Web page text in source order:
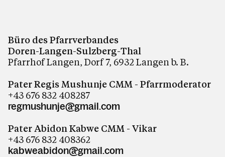
Büro des Pfarrverbandes
Doren-Langen-Sulzberg-Thal
Pfarrhof Langen, Dorf 7, 6932 Langen b. B.
Pater Regis Mushunje CMM - Pfarrmoderator
+43 676 832 408287
regmushunje@gmail.com
Pater Abidon Kabwe CMM - Vikar
+43 676 832 408362
kabweabidon@gmail.com